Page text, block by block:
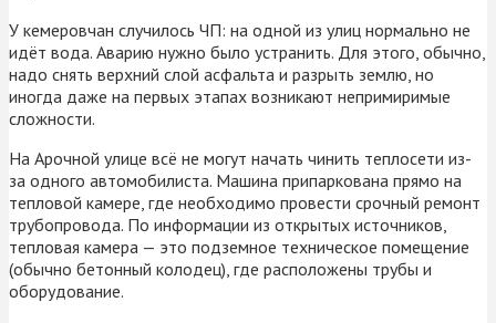
У кемеровчан случилось ЧП: на одной из улиц нормально не
идёт вода. Аварию нужно было устранить. Для этого, обычно,
надо снять верхний слой асфальта и разрыть землю, но
иногда даже на первых этапах возникают непримиримые
сложности.
На Арочной улице всё не могут начать чинить теплосети из-
за одного автомобилиста. Машина припаркована прямо на
тепловой камере, где необходимо провести срочный ремонт
трубопровода. По информации из открытых источников,
тепловая камера — это подземное техническое помещение
(обычно бетонный колодец), где расположены трубы и
оборудование.